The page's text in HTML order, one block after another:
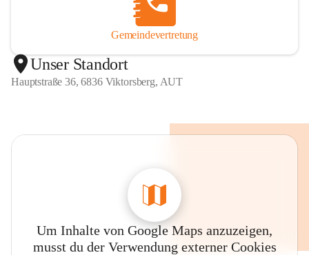
Gemeindevertretung
Unser Standort
Hauptstraße 36, 6836 Viktorsberg, AUT
Um Inhalte von Google Maps anzuzeigen,
musst du der Verwendung externer Cookies